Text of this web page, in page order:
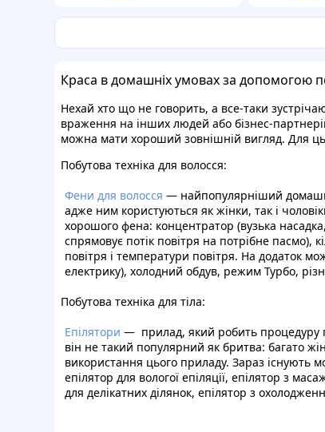
Краса в домашніх умовах за допомогою
Нехай хто що не говорить, а все-таки
враження на інших людей або бізнес-
можна мати хороший зовнішній вигляд. Для
Побутова техніка для волосся:
Фени для волосся — найпопулярніший
адже ним користуються як жінки, так і
хорошого фена: концентратор (вузька
спрямовує потік повітря на потрібне пасмо),
повітря і температури повітря. На додаток
електрику), холодний обдув, режим Турбо,
Побутова техніка для тіла:
Епілятори — прилад, який робить процедуру
він не такий популярний як бритва: багато
використання цього приладу. Зараз існують
епілятор для вологої епіляції, епілятор з
для делікатних ділянок, епілятор з